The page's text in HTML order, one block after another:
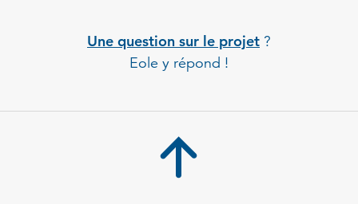
Une question sur le projet ?
Eole y répond !